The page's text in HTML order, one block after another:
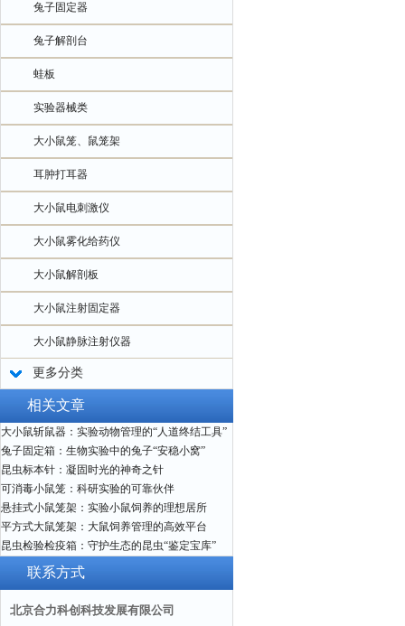
兔子固定器
兔子解剖台
蛙板
实验器械类
大小鼠笼、鼠笼架
耳肿打耳器
大小鼠电刺激仪
大小鼠雾化给药仪
大小鼠解剖板
大小鼠注射固定器
大小鼠静脉注射仪器
更多分类
相关文章
大小鼠斩鼠器：实验动物管理的“人道终结工具”
兔子固定箱：生物实验中的兔子“安稳小窝”
昆虫标本针：凝固时光的神奇之针
可消毒小鼠笼：科研实验的可靠伙伴
悬挂式小鼠笼架：实验小鼠饲养的理想居所
平方式大鼠笼架：大鼠饲养管理的高效平台
昆虫检验检疫箱：守护生态的昆虫“鉴定宝库”
联系方式
北京合力科创科技发展有限公司